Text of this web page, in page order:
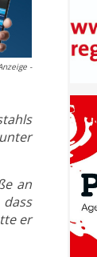
-
an
er